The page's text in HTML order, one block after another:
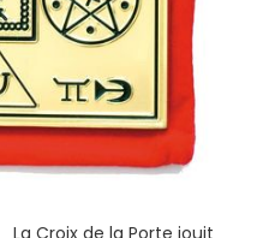
La Croix de la Porte jouit